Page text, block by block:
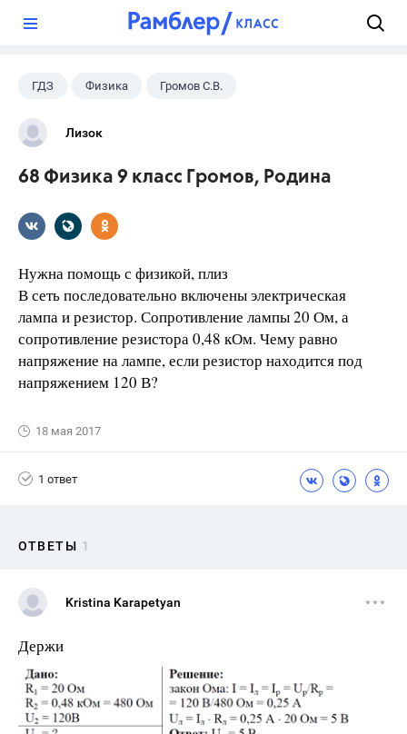
ГДЗ Физика Громов С.В.
Родина Н.А.
Лизок
68 Физика 9 класс Громов, Родина
Нужна помощь с физикой, плиз
В сеть последовательно включены электрическая
лампа и резистор. Сопротивление лампы 20 Ом, а
сопротивление резистора 0,48 кОм. Чему равно
напряжение на лампе, если резистор находится под
напряжением 120 В?
18 мая 2017
1 ответ
ОТВЕТЫ 1
Kristina Karapetyan
Держи